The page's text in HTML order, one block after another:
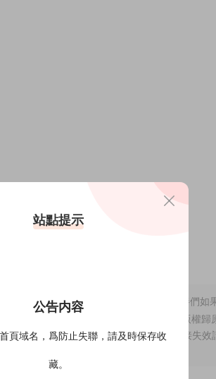
習交流,請于下載後24小時内删除，小夥伴們如
展，刺激作者的創作熱情 2、站内所有版權歸
您帶來的不便，敬請諒解！ 3、如有鏈接失效
站點提示
公告内容
頁域名，爲防止失聯，請及時保存收
藏。